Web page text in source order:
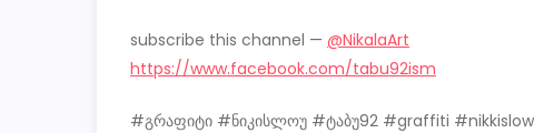
subscribe this channel — @NikalaArt
https://www.facebook.com/tabu92ism
#გრაფიტი #ნიკისლოუ #ტაბუ92 #graffiti